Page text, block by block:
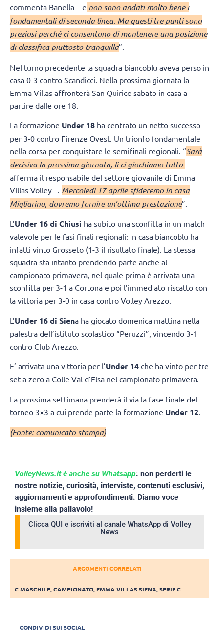
commenta Banella – e non sono andati molto bene i
fondamentali di seconda linea. Ma questi tre punti sono
preziosi perché ci consentono di mantenere una posizione
di classifica piuttosto tranquilla”.
Nel turno precedente la squadra biancoblu aveva perso in
casa 0-3 contro Scandicci. Nella prossima giornata la
Emma Villas affronterà San Quirico sabato in casa a
partire dalle ore 18.
La formazione Under 18 ha centrato un netto successo
per 3-0 contro Firenze Ovest. Un trionfo fondamentale
nella corsa per conquistare le semifinali regionali. “Sarà
decisiva la prossima giornata, lì ci giochiamo tutto–
afferma il responsabile del settore giovanile di Emma
Villas Volley –. Mercoledì 17 aprile sfideremo in casa
Migliarino, dovremo fornire un’ottima prestazione”.
L’Under 16 di Chiusi ha subito una sconfitta in un match
valevole per le fasi finali regionali: in casa biancoblu ha
infatti vinto Grosseto (1-3 il risultato finale). La stessa
squadra sta intanto prendendo parte anche al
campionato primavera, nel quale prima è arrivata una
sconfitta per 3-1 a Cortona e poi l’immediato riscatto con
la vittoria per 3-0 in casa contro Volley Arezzo.
L’Under 16 di Siena ha giocato domenica mattina nella
palestra dell’istituto scolastico “Peruzzi”, vincendo 3-1
contro Club Arezzo.
E’ arrivata una vittoria per l’Under 14 che ha vinto per tre
set a zero a Colle Val d’Elsa nel campionato primavera.
La prossima settimana prenderà il via la fase finale del
torneo 3×3 a cui prende parte la formazione Under 12
(Fonte: comunicato stampa)
VolleyNews.it è anche su Whatsapp: non perderti le
nostre notizie, curiosità, interviste, contenuti esclusivi,
aggiornamenti e approfondimenti. Diamo voce
insieme alla pallavolo!
Clicca QUI e iscriviti al canale WhatsApp di Volley
News
ARGOMENTI CORRELATI
C MASCHILE,CAMPIONATO, EMMA VILLAS SIENA,SERIE C
CONDIVIDI SUI SOCIAL